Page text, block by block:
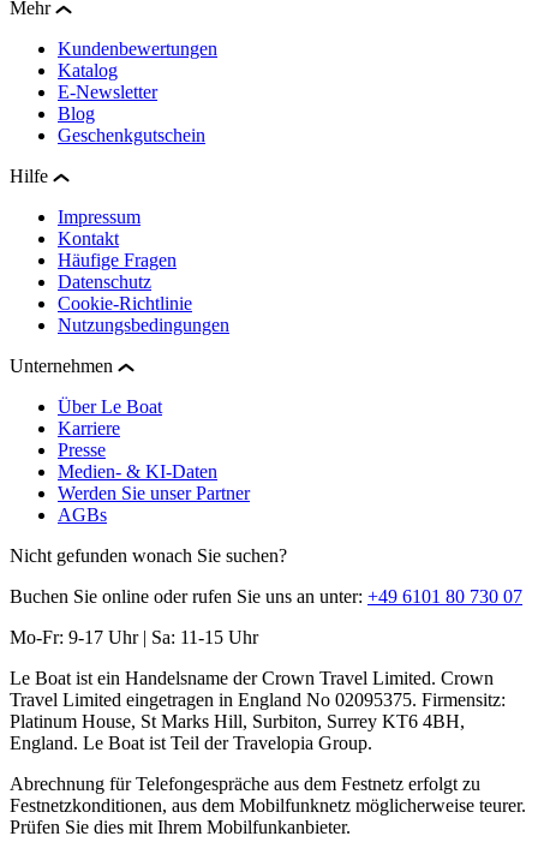
Mehr
Kundenbewertungen
Katalog
E-Newsletter
Blog
Geschenkgutschein
Hilfe
Impressum
Kontakt
Häufige Fragen
Datenschutz
Cookie-Richtlinie
Nutzungsbedingungen
Unternehmen
Über Le Boat
Karriere
Presse
Medien- & KI-Daten
Werden Sie unser Partner
AGBs
Nicht gefunden wonach Sie suchen?
Buchen Sie online oder rufen Sie uns an unter: +49 6101 80 730 07
Mo-Fr: 9-17 Uhr | Sa: 11-15 Uhr
Le Boat ist ein Handelsname der Crown Travel Limited. Crown
Travel Limited eingetragen in England No 02095375. Firmensitz:
Platinum House, St Marks Hill, Surbiton, Surrey KT6 4BH,
England. Le Boat ist Teil der Travelopia Group.
Abrechnung für Telefongespräche aus dem Festnetz erfolgt zu
Festnetzkonditionen, aus dem Mobilfunknetz möglicherweise teurer.
Prüfen Sie dies mit Ihrem Mobilfunkanbieter.